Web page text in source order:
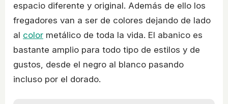
espacio diferente y original. Además de ello los
fregadores van a ser de colores dejando de lado
al color metálico de toda la vida. El abanico es
bastante amplio para todo tipo de estilos y de
gustos, desde el negro al blanco pasando
incluso por el dorado.